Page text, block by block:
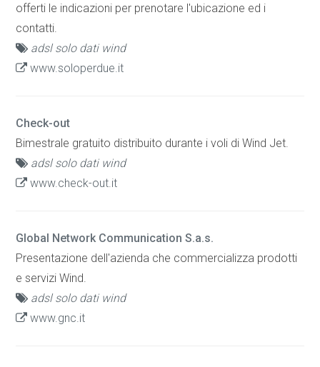
offerti le indicazioni per prenotare l'ubicazione ed i
contatti.
adsl solo dati wind
www.soloperdue.it
Check-out
Bimestrale gratuito distribuito durante i voli di Wind Jet.
adsl solo dati wind
www.check-out.it
Global Network Communication S.a.s.
Presentazione dell'azienda che commercializza prodotti
e servizi Wind.
adsl solo dati wind
www.gnc.it